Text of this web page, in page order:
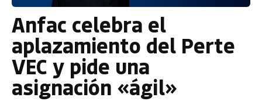
Anfac celebra el
aplazamiento del Perte
VEC y pide una
asignación «ágil»